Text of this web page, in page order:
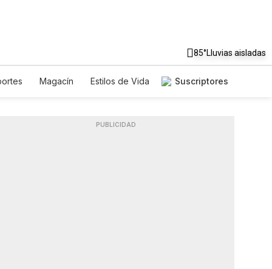
85°Lluvias aisladas
Magacín
Estilos de Vida
Suscriptores
PUBLICIDAD